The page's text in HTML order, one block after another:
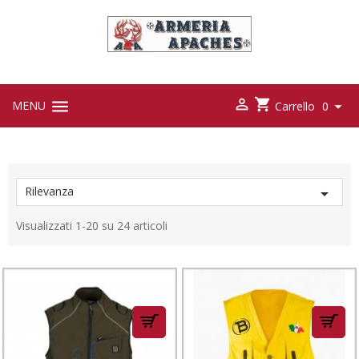
MENU   Carrello 0 

Rilevanza 
Visualizzati 1-20 su 24 articoli